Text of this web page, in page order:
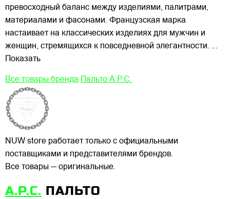
превосходный баланс между изделиями, палитрами,
материалами и фасонами. Французская марка
настаивает на классических изделиях для мужчин и
женщин, стремящихся к повседневной элегантности. ...
Показать
Все товары бренда Пальто A.P.C.
NUW store работает только с официальными
поставщиками и представителями брендов.
Все товары — оригинальные.
A.P.C. ПАЛЬТО